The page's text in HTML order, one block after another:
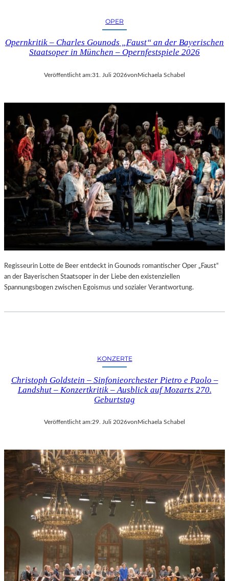
OPER
Opernkritik – Charles Gounods „Faust“ an der Bayerischen
Staatsoper in München – Opernfestspiele 2026
Veröffentlicht am:31. Juli 2026vonMichaela Schabel
Regisseurin Lotte de Beer entdeckt in Gounods romantischer Oper „Faust“
an der Bayerischen Staatsoper in der Liebe den existenziellen
Spannungsbogen zwischen Egoismus und sozialer Verantwortung.
KONZERTE
Christoph Goldstein – Sinfonieorchester Pietro e Paolo –
Landshut – Konzertkritik – Ausblick auf Mozarts 270.
Geburtstag
Veröffentlicht am:29. Juli 2026vonMichaela Schabel